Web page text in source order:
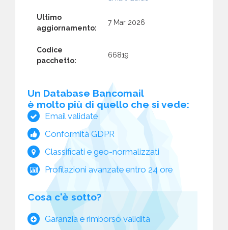
Ultimo
aggiornamento:
7 Mar 2026
Codice
pacchetto:
66819
Un Database Bancomail
è molto più di quello che si vede:
Email validate
Conformità GDPR
Classificati e geo-normalizzati
Profilazioni avanzate entro 24 ore
Cosa c'è sotto?
Garanzia e rimborso validità